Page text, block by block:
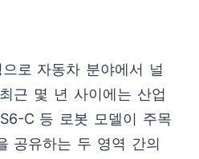
로 자동차 분야에서 널
근 몇 년 사이에는 산업
C 등 로봇 모델이 주목
공유하는 두 영역 간의